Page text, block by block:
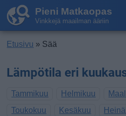
Pieni Matkaopas
Vinkkejä maailman ääriin
Etusivu » Sää
Lämpötila eri
Tammikuu Helmikuu
Toukokuu
Kesäkuu